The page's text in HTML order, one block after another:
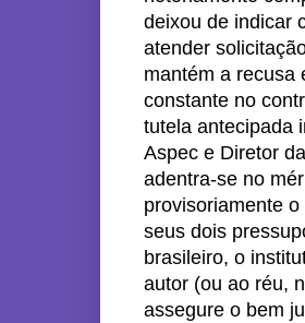
deixou de indicar
atender
mantém a recusa
constante no
tutela antecipada
Aspec e Diretor
adentra-se no
provisoriamente
seus dois
brasileiro, o
autor (ou ao réu,
assegure o bem